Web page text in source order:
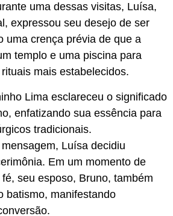
uma dessas visitas, Luísa,
expressou seu desejo de ser
uma crença prévia de que a
templo e uma piscina para
mais estabelecidos.
Lima esclareceu o significado
enfatizando sua essência para
tradicionais.
Luísa decidiu
Em um momento de
seu esposo, Bruno, também
batismo, manifestando